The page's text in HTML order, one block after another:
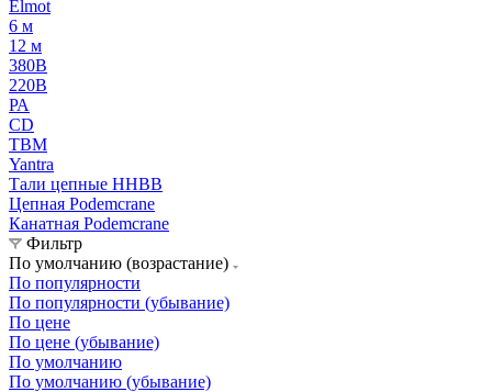
Elmot
6 м
12 м
380В
220В
РА
CD
TBM
Yantra
Тали цепные HHBB
Цепная Podemcrane
Канатная Podemcrane
Фильтр
По умолчанию (возрастание)
По популярности
По популярности (убывание)
По цене
По цене (убывание)
По умолчанию
По умолчанию (убывание)